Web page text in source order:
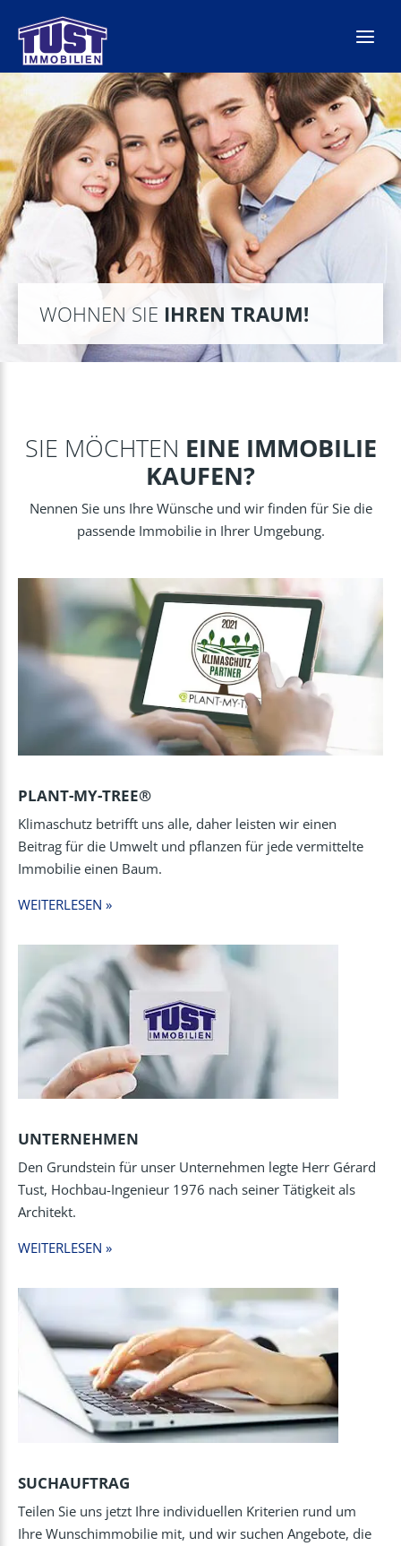
Inhalt
springen
WOHNEN SIE IHREN TRAUM!
SIE MÖCHTEN EINE IMMOBILIE
KAUFEN?
Nennen Sie uns Ihre Wünsche und wir finden für Sie die
passende Immobilie in Ihrer Umgebung.
PLANT-MY-TREE®
Klimaschutz betrifft uns alle, daher leisten wir einen
Beitrag für die Umwelt und pflanzen für jede vermittelte
Immobilie einen Baum.
WEITERLESEN »
UNTERNEHMEN
Den Grundstein für unser Unternehmen legte Herr Gérard
Tust, Hochbau-Ingenieur 1976 nach seiner Tätigkeit als
Architekt.
WEITERLESEN »
SUCHAUFTRAG
Teilen Sie uns jetzt Ihre individuellen Kriterien rund um
Ihre Wunschimmobilie mit, und wir suchen Angebote, die